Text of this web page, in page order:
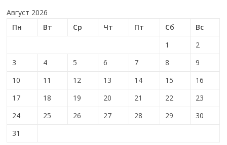
Август 2026
Пн
Вт Ср Чт Пт Сб
Вс
1
2
3
4 5 6 7 8
9
10
11 12 13 14 15
16
17
18 19 20 21 22
23
24
25 26 27 28 29
30
31